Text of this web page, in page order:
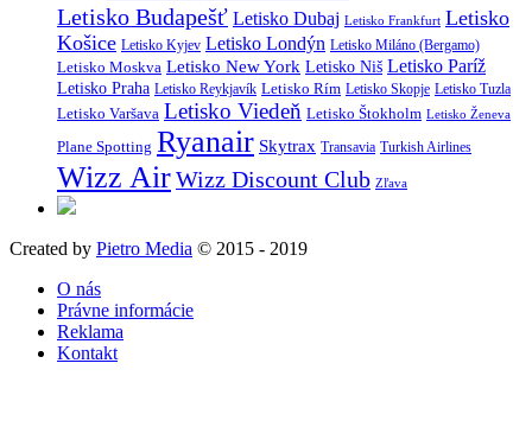
Letisko Budapešť Letisko Dubaj Letisko Frankfurt Letisko
Košice Letisko Kyjev Letisko Londýn Letisko Miláno (Bergamo)
Letisko Moskva Letisko New York Letisko Niš Letisko Paríž
Letisko Praha Letisko Reykjavík Letisko Rím Letisko Skopje Letisko Tuzla
Letisko Varšava Letisko Viedeň Letisko Štokholm Letisko Ženeva
Plane Spotting Ryanair Skytrax Transavia Turkish Airlines
Wizz AirWizz Discount Club Zľava
Created by Pietro Media © 2015 - 2019
O nás
Právne informácie
Reklama
Kontakt